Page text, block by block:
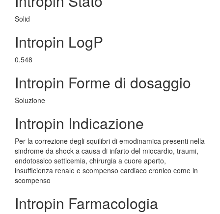
Solid
Intropin LogP
0.548
Intropin Forme di dosaggio
Soluzione
Intropin Indicazione
Per la correzione degli squilibri di emodinamica presenti nella
sindrome da shock a causa di infarto del miocardio, traumi,
endotossico setticemia, chirurgia a cuore aperto,
insufficienza renale e scompenso cardiaco cronico come in
scompenso
Intropin Farmacologia